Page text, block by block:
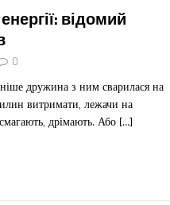
відомий
0
дружина з ним сварилася на
витримати, лежачи на
дрімають. Або […]